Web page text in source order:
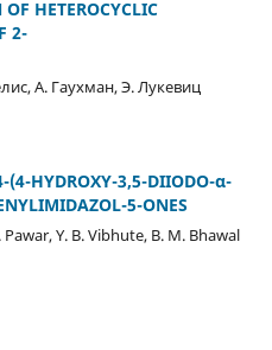
HETEROCYCLIC
2-
А. Гаухман, Э. Лукевиц
(4-HYDROXY-3,5-DIIODO-α-
5-ONES
Pawar, Y. B. Vibhute, B. M. Bhawal